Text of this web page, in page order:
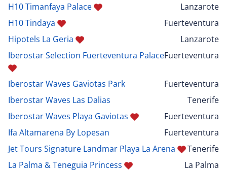
H10 Timanfaya Palace
Lanzarote
H10 Tindaya
Fuerteventura
Hipotels La Geria
Lanzarote
Iberostar Selection Fuerteventura PalaceFuerteventura
Iberostar Waves Gaviotas Park
Fuerteventura
Iberostar Waves Las Dalias
Tenerife
Iberostar Waves Playa Gaviotas
Fuerteventura
Ifa Altamarena By Lopesan
Fuerteventura
Jet Tours Signature Landmar Playa La Arena
Tenerife
La Palma & Teneguia Princess
La Palma